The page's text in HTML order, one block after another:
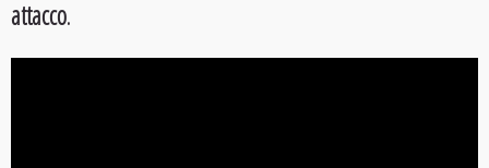
attacco.